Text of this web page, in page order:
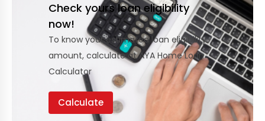
Check yours loan eligibility
now!
To know your estimated loan eligibility
amount, calculate at AYA Home Loan
Calculator
Calculate